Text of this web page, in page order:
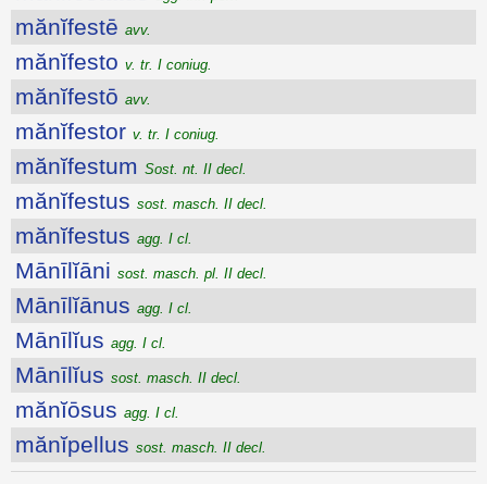
mănĭfestē avv.
mănĭfesto v. tr. I coniug.
mănĭfestō avv.
mănĭfestor v. tr. I coniug.
mănĭfestum Sost. nt. II decl.
mănĭfestus sost. masch. II decl.
mănĭfestus agg. I cl.
Mānīlĭāni sost. masch. pl. II decl.
Mānīlĭānus agg. I cl.
Mānīlĭus agg. I cl.
Mānīlĭus sost. masch. II decl.
mănĭōsus agg. I cl.
mănĭpellus sost. masch. II decl.